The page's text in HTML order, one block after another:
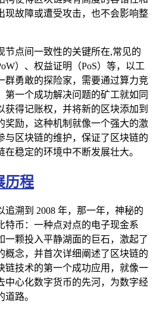
现故障或遭受攻击，也不会影响整
节点间一致性的关键所在,常见的
）、权益证明（PoS）等，以工
群勇敢的探险家，需要通过算力竞
第一个成功解决问题的矿工就如同
获得记账权，并将新的区块添加到
奖励，这种机制就像一个强大的激
与区块链的维护，保证了区块链的
稳定的环境中不断发展壮大。
历程
追溯到 2008 年，那一年，神秘的
特币：一种点对点的电子现金系
一颗投入平静湖面的巨石，激起了
概念，并首次详细阐述了区块链的
链技术的第一个成功应用，就像一
中心化数字货币的先河，为数字经
路。